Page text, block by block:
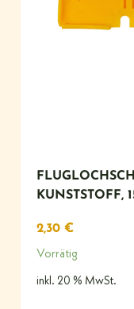
KUNSTSTOFF,
2,30 €
Vorrätig
inkl. 20 % MwSt.